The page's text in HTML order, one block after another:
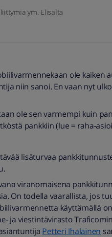
ym. Elisalta
ole kaiken
niin sanoi. En vaan nyt
ole sen varmempi kuin
pankkiin (lue = raha-
lisäturvaa
viranomaisena
On todella vaarallista, jos
käyttämällä
ja viestintävirasto Traficomin
Petteri Ihalainen